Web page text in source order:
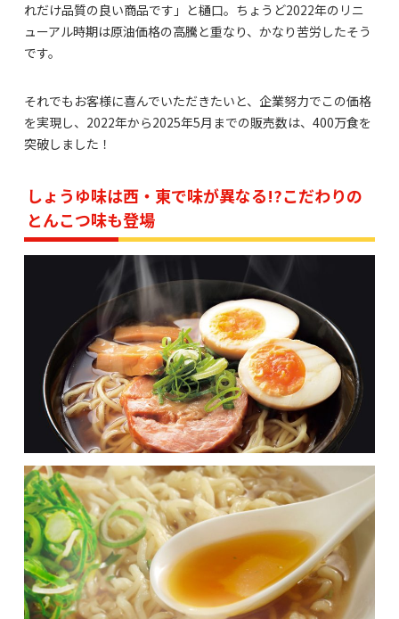
れだけ品質の良い商品です」と樋口。ちょうど2022年のリニ
ューアル時期は原油価格の高騰と重なり、かなり苦労したそう
です。
それでもお客様に喜んでいただきたいと、企業努力でこの価格
を実現し、2022年から2025年5月までの販売数は、400万食を
突破しました！
しょうゆ味は西・東で味が異なる!?こだわりの
とんこつ味も登場